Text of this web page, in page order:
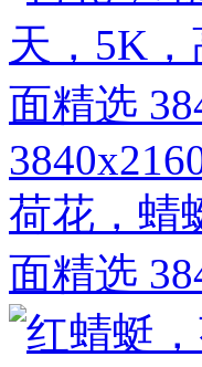
荷花，蜻
面精选